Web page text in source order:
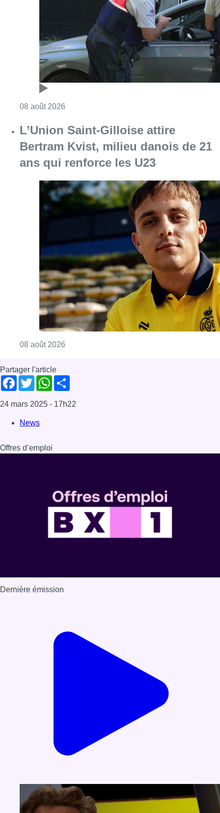
08 août 2026
L’Union Saint-Gilloise attire
Bertram Kvist, milieu danois de 21
ans qui renforce les U23
08 août 2026
Partager l'article
Facebook
TwitterWhatsApp
24 mars 2025 - 17h22
News
Offres d’emploi
Dernière émission